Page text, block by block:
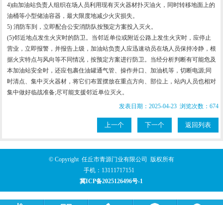
4)由加油站负责人组织在场人员利用现有灭火器材扑灭油火，同时转移地面上的
油桶等小型储油容器，最大限度地减少火灾损失。
5) 消防车到，立即配合公安消防队按预定方案投入灭火。
(5)邻近地点发生火灾时的防卫。当邻近单位或附近公路上发生火灾时，应停止
营业，立即报警，并报告上级，加油站负责人应迅速动员在场人员保持冷静，根
据火灾特点与风向等不同情况，按预定方案进行防卫。当经分析判断有可能危及
本加油站安全时，还应包裹住油罐通气管、操作井口、加油机等，切断电源;同
时清点、集中灭火器材，将它们布置摆放在重点方向、部位上，站内人员也相对
集中做好临战准备;尽可能支援邻近单位灭火。
发表日期：2025-04-23 浏览次数：674
上一个 下一个 返回列表
© Copyright 任丘市青源门业有限公司 版权所有
手机： 13111717151
冀ICP备2025126496号-1